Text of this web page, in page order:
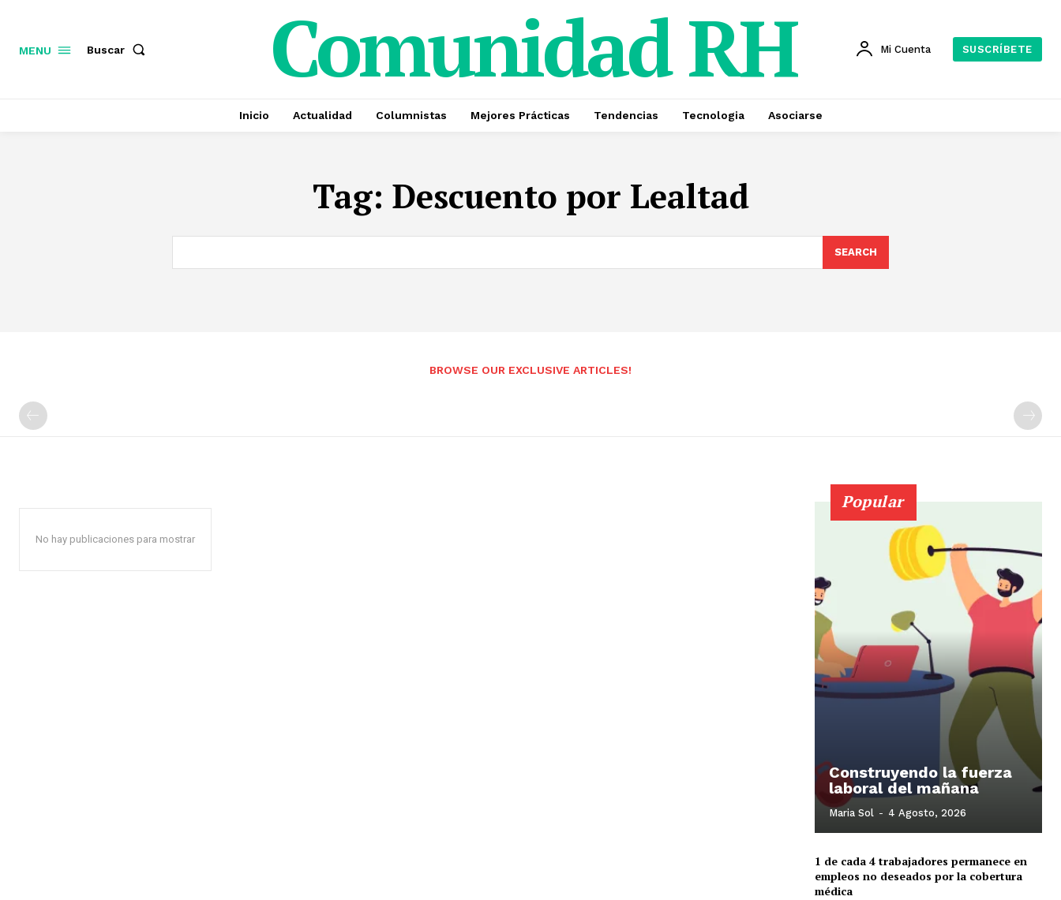
MENU Buscar Comunidad RH Mi Cuenta SUSCRÍBETE
Inicio Actualidad Columnistas Mejores Prácticas Tendencias Tecnologia Asociarse
Tag: Descuento por Lealtad
SEARCH
BROWSE OUR EXCLUSIVE ARTICLES!
No hay publicaciones para mostrar
Popular
Construyendo la fuerza
laboral del mañana
Maria Sol - 4 Agosto, 2026
1 de cada 4 trabajadores permanece en
empleos no deseados por la cobertura
médica